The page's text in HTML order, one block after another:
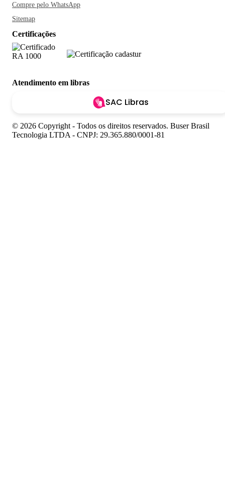
Compre pelo WhatsApp
Sitemap
Certificações
Atendimento em libras
SAC Libras
© 2026 Copyright - Todos os direitos reservados. Buser Brasil
Tecnologia LTDA - CNPJ: 29.365.880/0001-81